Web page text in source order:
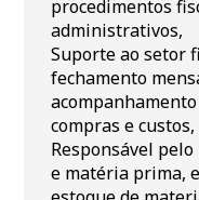
procedimentos
administrativos,
Suporte ao setor
fechamento
compras e custos,
Responsável
e matéria prima,